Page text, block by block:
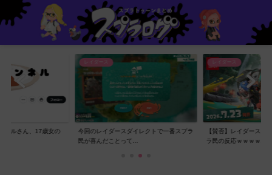
ネルさん、17歳女の
レイダース
今回のレイダースダイレクトで一番スプラ
民が喜んだことって...
レイダース
【賛否】レイダースダ
ラ民の反応ｗｗｗｗ...